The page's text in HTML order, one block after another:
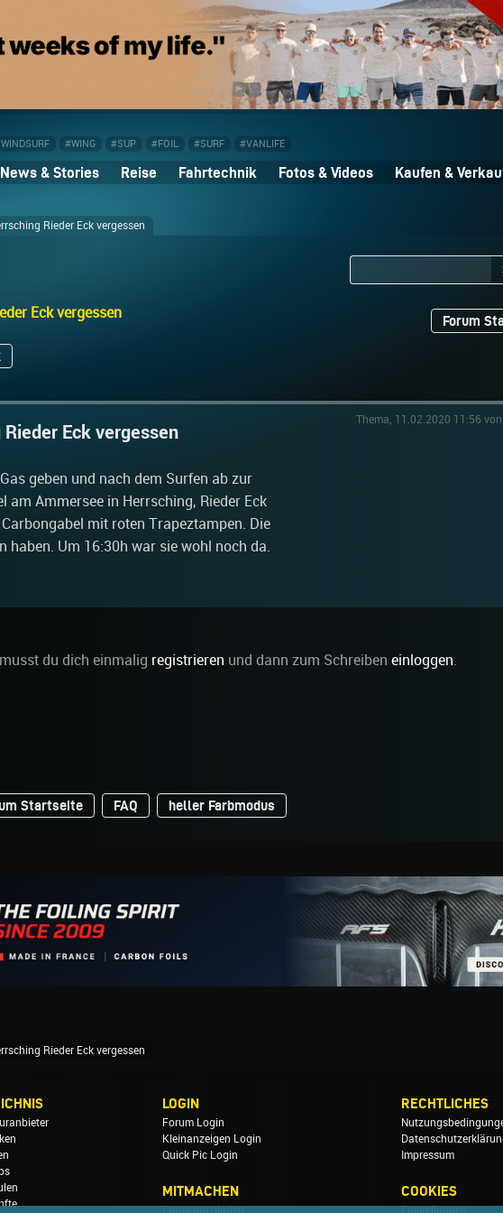
#WING #SUP #FOIL #SURF #VANLIFE
News & Stories Reise Fahrtechnik Fotos & Videos Kaufen &
Rieder Eck vergessen
Eck vergessen Forum
Eck vergessen
geben und nach dem Surfen ab zur
am Ammersee in Herrsching, Rieder Eck
mit roten Trapeztampen. Die
haben. Um 16:30h war sie wohl noch da.
Thema, 11.02.2020 11:56
du dich einmalig registrieren und dann zum Schreiben einloggen.
Startseite FAQ heller Farbmodus
Rieder Eck vergessen
LOGIN
Forum Login
Kleinanzeigen Login
Quick Pic Login
MITMACHEN
Fotos hochladen
RECHTLICHES
Impressum
COOKIES
Einstellungen